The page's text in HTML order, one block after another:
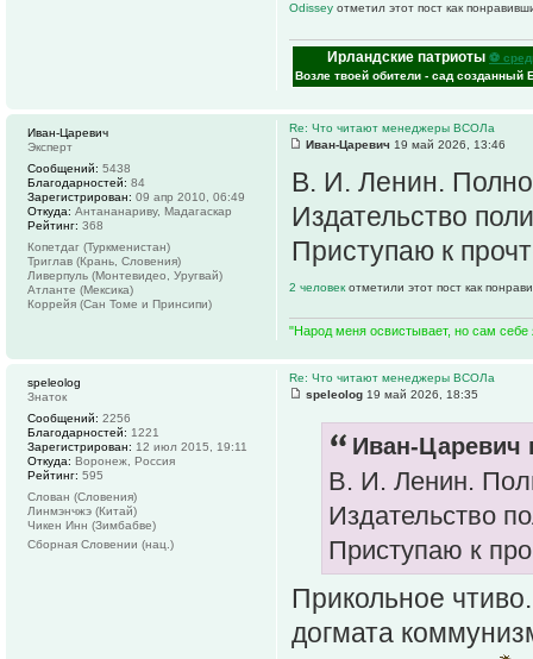
Odissey отметил этот пост как
Ирландские патриоты ⚽
Возле твоей обители - сад созданный
Re: Что читают менеджеры ВСОЛа
Иван-Царевич 19 май 2026, 13:46
В. И. Ленин.
Издательство
Приступаю к
2 человек отметили этот пост как
"Народ меня освистывает, но сам
Иван-Царевич
Эксперт
Сообщений: 5438
Благодарностей: 84
Зарегистрирован: 09 апр 2010, 06:49
Откуда: Антананариву, Мадагаскар
Рейтинг: 368
Копетдаг (Туркменистан)
Триглав (Крань, Словения)
Ливерпуль (Монтевидео, Уругвай)
Атланте (Мексика)
Коррейя (Сан Томе и Принсипи)
Re: Что читают менеджеры ВСОЛа
speleolog 19 май 2026, 18:35
Иван-Царевич
В. И. Ленин.
Издательство
Приступаю к
Прикольное
догмата
speleolog
Знаток
Сообщений: 2256
Благодарностей: 1221
Зарегистрирован: 12 июл 2015, 19:11
Откуда: Воронеж, Россия
Рейтинг: 595
Слован (Словения)
Линмэнчжэ (Китай)
Чикен Инн (Зимбабве)
Сборная Словении (нац.)